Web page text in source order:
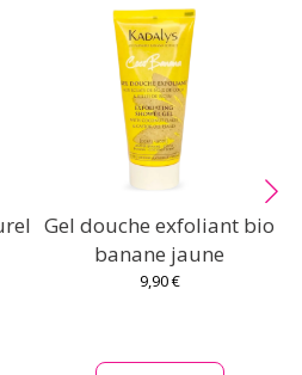
Gel douche exfoliant bio
banane jaune
9,90 €